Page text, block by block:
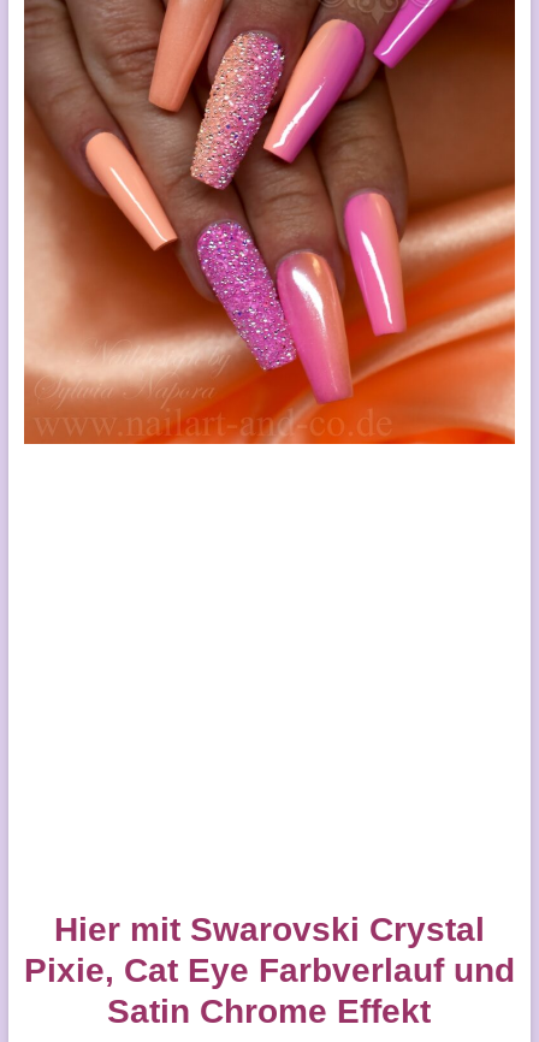
Hier mit Swarovski Crystal
Pixie, Cat Eye Farbverlauf und
Satin Chrome Effekt